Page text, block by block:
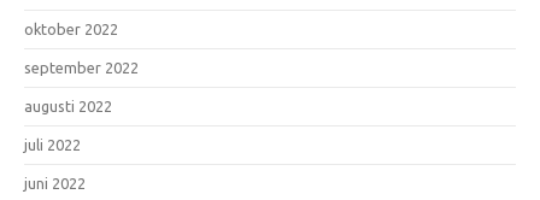
oktober 2022
september 2022
augusti 2022
juli 2022
juni 2022